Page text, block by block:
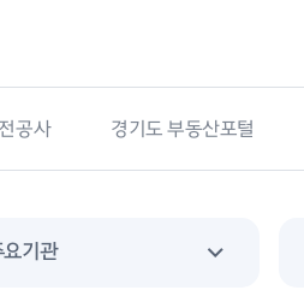
포털 한국전기안전공사
기관